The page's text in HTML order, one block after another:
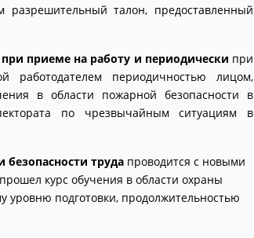
талон, предоставленный
при приеме на работу и периодически при
работодателем периодичностью лицом,
в области пожарной безопасности в
по чрезвычайным ситуациям в
труда проводится с новыми
курс обучения в области охраны
уровню подготовки, продолжительностью